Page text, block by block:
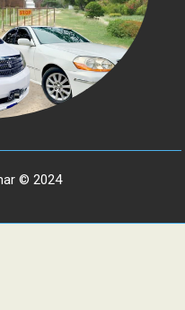
© 2024